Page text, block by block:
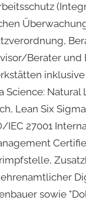
Berater und
Natural
Lean Six
27001
sowie